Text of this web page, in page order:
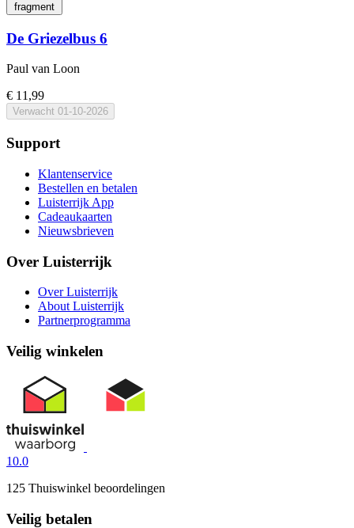
fragment
De Griezelbus 6
Paul van Loon
€ 11,99
Verwacht 01-10-2026
Support
Klantenservice
Bestellen en betalen
Luisterrijk App
Cadeaukaarten
Nieuwsbrieven
Over Luisterrijk
Over Luisterrijk
About Luisterrijk
Partnerprogramma
Veilig winkelen
10.0
125 Thuiswinkel beoordelingen
Veilig betalen